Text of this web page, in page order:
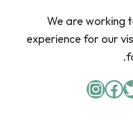
We are working
experience for our
Facebook
Instagram